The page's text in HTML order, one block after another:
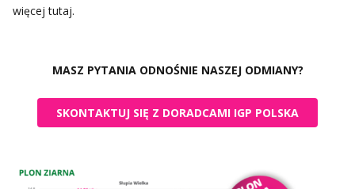
więcej tutaj.
MASZ PYTANIA ODNOŚNIE NASZEJ ODMIANY?
SKONTAKTUJ SIĘ Z DORADCAMI IGP POLSKA